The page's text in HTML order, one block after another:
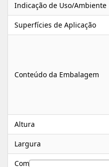
Indicação de Uso/Ambiente
Superfícies de Aplicação
Conteúdo da Embalagem
Altura
Largura
Comprimento/Profundidade